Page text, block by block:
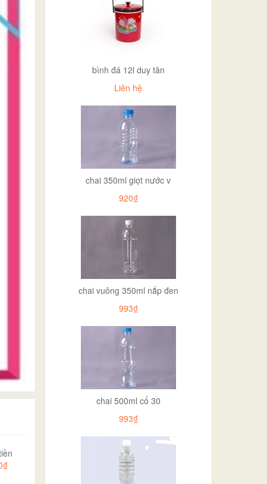
bình đá 12l duy tân
Liên hệ
chai 350ml giọt nước v
920₫
chai vuông 350ml nắp đen
993₫
chai 500ml cổ 30
993₫